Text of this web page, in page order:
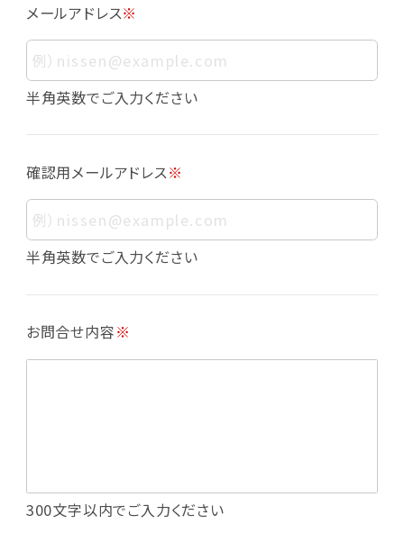
す。また、その情報のみでは識別できない場合で
も、他の情報と容易に照合することで、結果的に
お客様個人を識別できるものも個人情報に含ま
れます。
個人情報の利用目的について
下の通りであり、これらの目的達成の範囲を超
えてお客様の個人情報を利用することはありま
せん。
・会員登録者の個人認証
・会員ポイントプログラムの運営
・メールマガジンの配信
・本サービスに関する規約等の変更の通知
・投稿したクチコミ情報、写真の本サービスへの
メールアドレス※
半角英数でご入力ください
確認用メールアドレス※
半角英数でご入力ください
お問合せ内容※
300文字以内でご入力ください